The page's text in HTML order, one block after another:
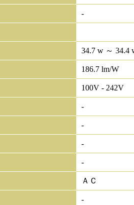
-
34.7 w ～ 34.4
186.7 lm/W
100V - 242V
-
-
-
-
ＡＣ
-